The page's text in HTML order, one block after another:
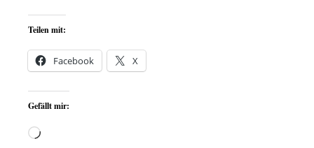
Teilen mit:
Facebook X
Gefällt mir:
Wird